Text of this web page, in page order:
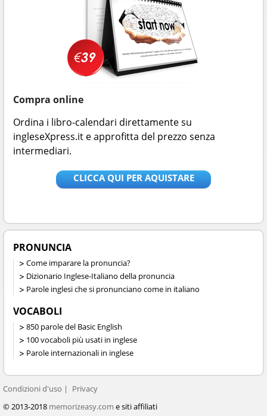
Compra online
Ordina i libro-calendari direttamente su
ingleseXpress.it e approfitta del prezzo senza
intermediari.
CLICCA QUI PER AQUISTARE
PRONUNCIA
Come imparare la pronuncia?
Dizionario Inglese-Italiano della pronuncia
Parole inglesi che si pronunciano come in italiano
VOCABOLI
850 parole del Basic English
100 vocaboli più usati in inglese
Parole internazionali in inglese
Condizioni d'uso
Privacy
© 2013-2018 memorizeasy.com e siti affiliati